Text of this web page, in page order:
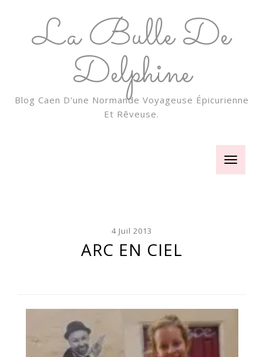
La Bulle De
Delphine
Blog Caen D'une Normande Voyageuse Épicurienne
Et Rêveuse.
Toggle
4 Juil 2013
ARC EN CIEL